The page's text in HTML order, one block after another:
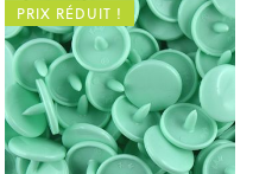
PRIX RÉDUIT !